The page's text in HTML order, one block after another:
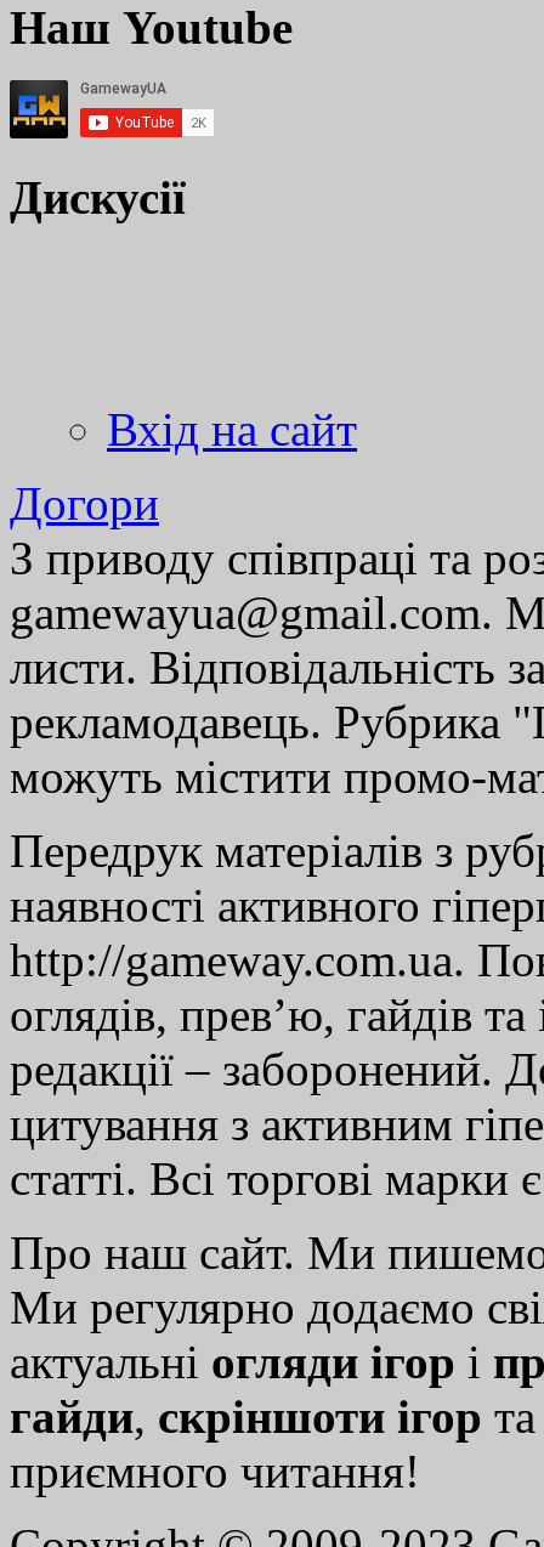
Наш Youtube
Дискусії
Вхід на сайт
Догори
З приводу співпраці та
gamewayua@gmail.com.
листи. Відповідальність
рекламодавець. Рубрика
можуть містити промо-
Передрук матеріалів з
наявності активного
http://gameway.com.ua.
оглядів, прев’ю, гайдів
редакції – заборонений.
цитування з активним
статті. Всі торгові марки
Про наш сайт. Ми
Ми регулярно додаємо
актуальні огляди ігор і
гайди, скріншоти ігор
приємного читання!